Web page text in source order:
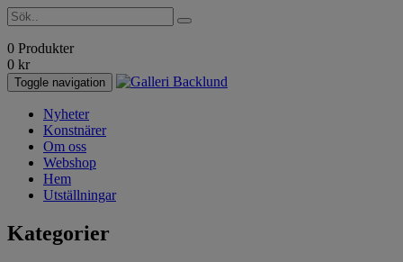
0 Produkter
0 kr
Toggle navigation
Nyheter
Konstnärer
Om oss
Webshop
Hem
Utställningar
Kategorier